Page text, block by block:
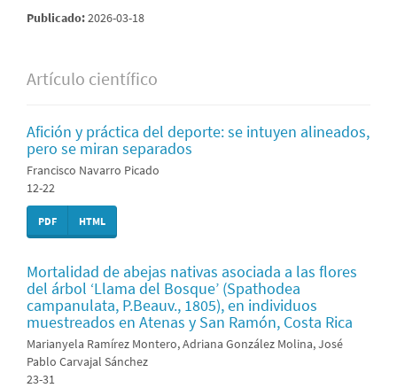
Publicado:2026-03-18
Artículo científico
Afición y práctica del deporte: se intuyen alineados,
pero se miran separados
Francisco Navarro Picado
12-22
PDF HTML
Mortalidad de abejas nativas asociada a las flores
del árbol ‘Llama del Bosque’ (Spathodea
campanulata, P.Beauv., 1805), en individuos
muestreados en Atenas y San Ramón, Costa Rica
Marianyela Ramírez Montero, Adriana González Molina, José
Pablo Carvajal Sánchez
23-31